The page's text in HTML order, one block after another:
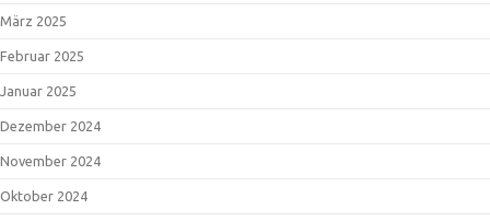
März 2025
Februar 2025
Januar 2025
Dezember 2024
November 2024
Oktober 2024